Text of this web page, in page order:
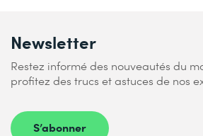
Newsletter
Restez informé des nouveautés du
profitez des trucs et astuces de nos
S’abonner